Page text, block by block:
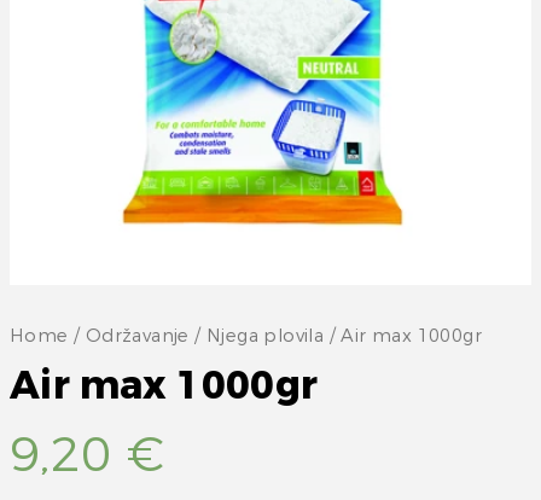
Home / Održavanje / Njega plovila / Air max 1000gr
Air max 1000gr
9,20 €